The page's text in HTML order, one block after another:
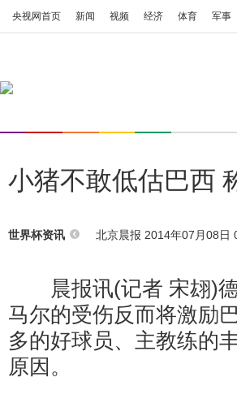
央视网首页 新闻 视频 经济 体育 军事
小猪不敢低估巴西
世界杯资讯 北京晨报 2014年07月08日
晨报讯(记者 宋翃)德
马尔的受伤反而将激励
多的好球员、主教练的
原因。